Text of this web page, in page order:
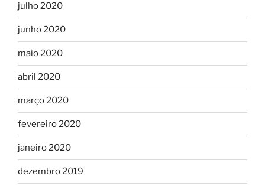
julho 2020
junho 2020
maio 2020
abril 2020
março 2020
fevereiro 2020
janeiro 2020
dezembro 2019